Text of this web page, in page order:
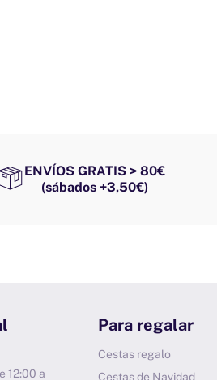
ENVÍOS GRATIS > 80€
(sábados +3,50€)
12:00 a
Para regalar
Cestas regalo
Cestas de Navidad